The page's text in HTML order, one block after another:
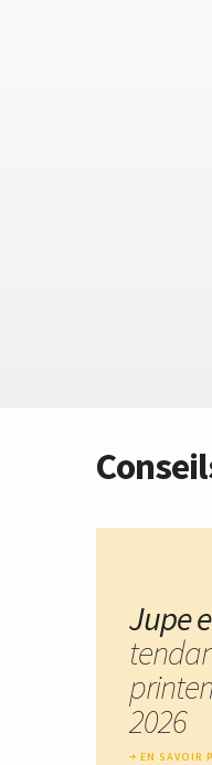
Jupe
2026
EN SAVOIR